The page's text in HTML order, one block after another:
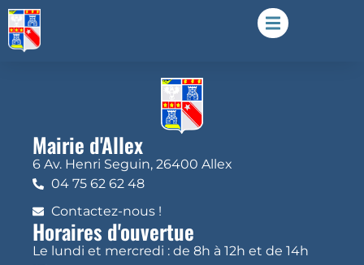
Mairie d'Allex
6 Av. Henri Seguin, 26400 Allex
04 75 62 62 48
Contactez-nous !
Horaires d'ouvertue
Le lundi et mercredi : de 8h à 12h et de 14h